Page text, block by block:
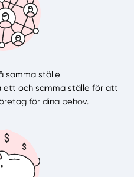
samma ställe
ett och samma ställe för att
för dina behov.